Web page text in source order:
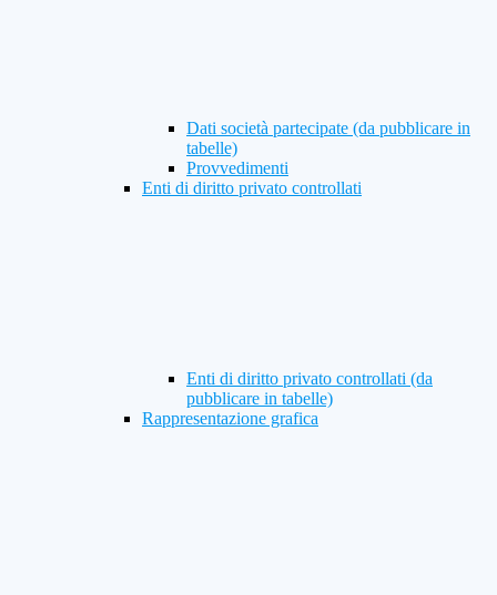
Dati società partecipate (da pubblicare in
tabelle)
Provvedimenti
Enti di diritto privato controllati
Enti di diritto privato controllati (da
pubblicare in tabelle)
Rappresentazione grafica